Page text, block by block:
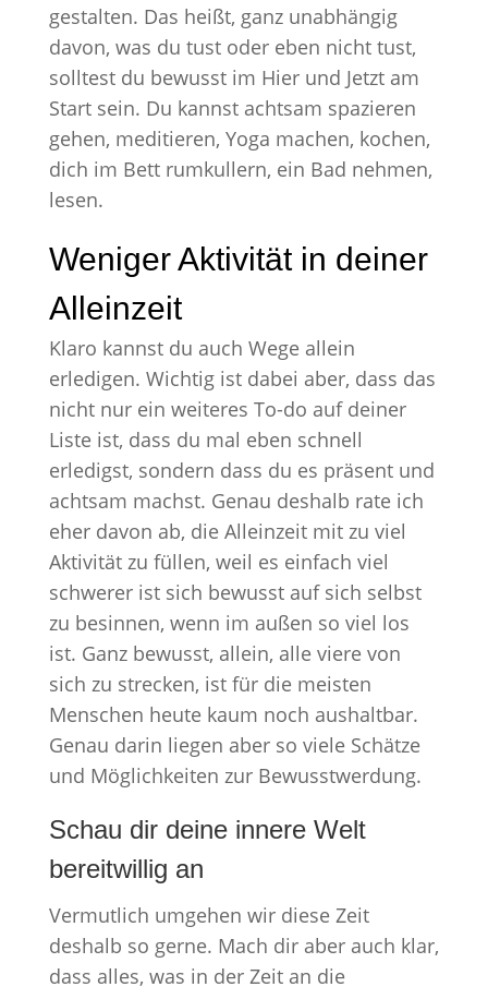
gestalten. Das heißt, ganz unabhängig
davon, was du tust oder eben nicht tust,
solltest du bewusst im Hier und Jetzt am
Start sein. Du kannst achtsam spazieren
gehen, meditieren, Yoga machen, kochen,
dich im Bett rumkullern, ein Bad nehmen,
lesen.
Weniger Aktivität in deiner
Alleinzeit
Klaro kannst du auch Wege allein
erledigen. Wichtig ist dabei aber, dass das
nicht nur ein weiteres To-do auf deiner
Liste ist, dass du mal eben schnell
erledigst, sondern dass du es präsent und
achtsam machst. Genau deshalb rate ich
eher davon ab, die Alleinzeit mit zu viel
Aktivität zu füllen, weil es einfach viel
schwerer ist sich bewusst auf sich selbst
zu besinnen, wenn im außen so viel los
ist. Ganz bewusst, allein, alle viere von
sich zu strecken, ist für die meisten
Menschen heute kaum noch aushaltbar.
Genau darin liegen aber so viele Schätze
und Möglichkeiten zur Bewusstwerdung.
Schau dir deine innere Welt
bereitwillig an
Vermutlich umgehen wir diese Zeit
deshalb so gerne. Mach dir aber auch klar,
dass alles, was in der Zeit an die